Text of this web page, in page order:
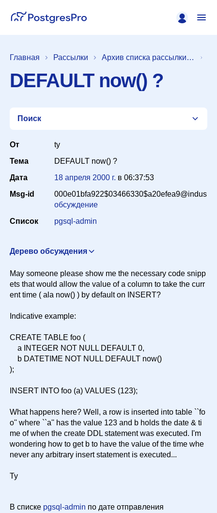
Главная Рассылки Архив списка рассылки [pgsql-admin]
DEFAULT now() ?
Поиск
Период
Искать
От
ty
Тема
DEFAULT now() ?
Дата
18 апреля 2000 г. в 06:37:53
Msg-id
000e01bfa922$03466330$a20efea9@indus
обсуждение
Список
pgsql-admin
Дерево обсуждения
2000 г. в 06:37:53
Re: DEFAULT now() ?
Margarita Barvinok
<brita@umich.edu>
18 апреля 2000 г. в 11:58:06
May someone please show me the necessary code snipp
ets that would allow the value of a column to take the curr
ent time ( ala now() ) by default on INSERT?
Indicative example:
CREATE TABLE foo (
a INTEGER NOT NULL DEFAULT 0,
b DATETIME NOT NULL DEFAULT now()
);
INSERT INTO foo (a) VALUES (123);
What happens here? Well, a row is inserted into table ``fo
o'' where ``a'' has the value 123 and b holds the date & ti
me of when the create DDL statement was executed. I'm
wondering how to get b to have the value of the time whe
never any arbitrary insert statement is executed...
Ty
В списке pgsql-admin по дате отправления